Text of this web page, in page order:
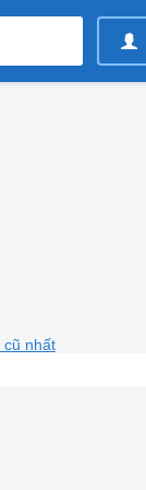
cũ nhất